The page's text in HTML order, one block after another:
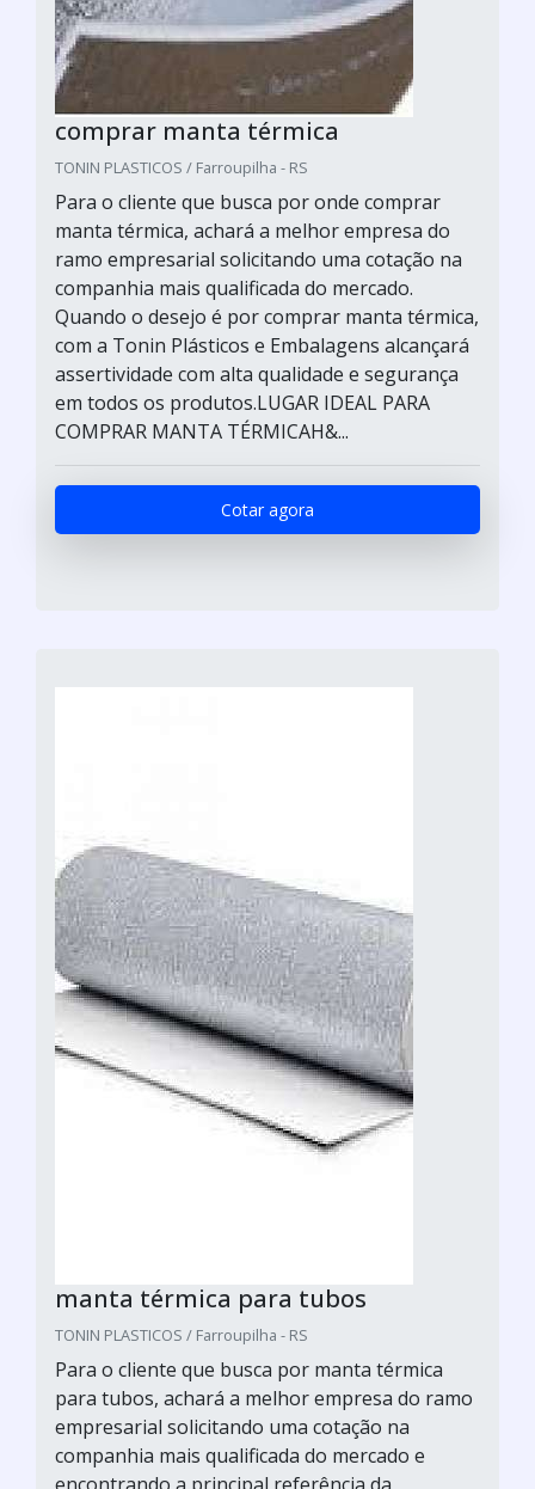
comprar manta térmica
TONIN PLASTICOS / Farroupilha - RS
Para o cliente que busca por onde comprar
manta térmica, achará a melhor empresa do
ramo empresarial solicitando uma cotação na
companhia mais qualificada do mercado.
Quando o desejo é por comprar manta térmica,
com a Tonin Plásticos e Embalagens alcançará
assertividade com alta qualidade e segurança
em todos os produtos.LUGAR IDEAL PARA
COMPRAR MANTA TÉRMICAH&...
Cotar agora
manta térmica para tubos
TONIN PLASTICOS / Farroupilha - RS
Para o cliente que busca por manta térmica
para tubos, achará a melhor empresa do ramo
empresarial solicitando uma cotação na
companhia mais qualificada do mercado e
encontrando a principal referência da